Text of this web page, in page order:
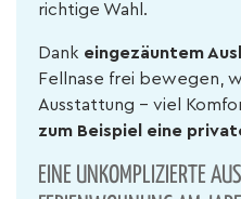
richtige Wahl.
Dank eingezäuntem
Fellnase frei bewegen,
Ausstattung – viel
zum Beispiel eine
EINE UNKOMPLIZIERTE